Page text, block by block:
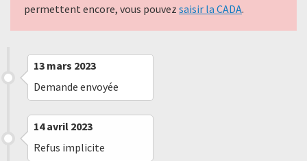
permettent encore, vous pouvez saisir la CADA.
13 mars 2023
Demande envoyée
14 avril 2023
Refus implicite